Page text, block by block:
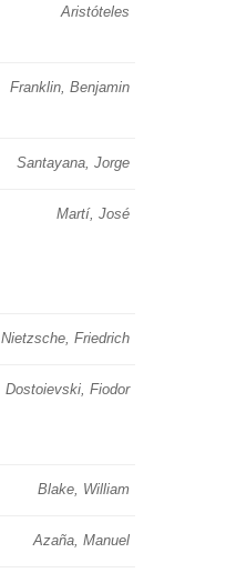
Aristóteles
Franklin, Benjamin
Santayana, Jorge
Martí, José
Nietzsche, Friedrich
Dostoievski, Fiodor
Blake, William
Azaña, Manuel